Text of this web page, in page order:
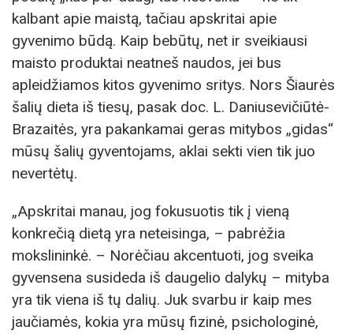
kalbant apie maistą, tačiau apskritai apie
gyvenimo būdą. Kaip bebūtų, net ir sveikiausi
maisto produktai neatneš naudos, jei bus
apleidžiamos kitos gyvenimo sritys. Nors Šiaurės
šalių dieta iš tiesų, pasak doc. L. Daniusevičiūtė-
Brazaitės, yra pakankamai geras mitybos „gidas“
mūsų šalių gyventojams, aklai sekti vien tik juo
nevertėtų.
„Apskritai manau, jog fokusuotis tik į vieną
konkrečią dietą yra neteisinga, – pabrėžia
mokslininkė. – Norėčiau akcentuoti, jog sveika
gyvensena susideda iš daugelio dalykų – mityba
yra tik viena iš tų dalių. Juk svarbu ir kaip mes
jaučiamės, kokia yra mūsų fizinė, psichologinė,